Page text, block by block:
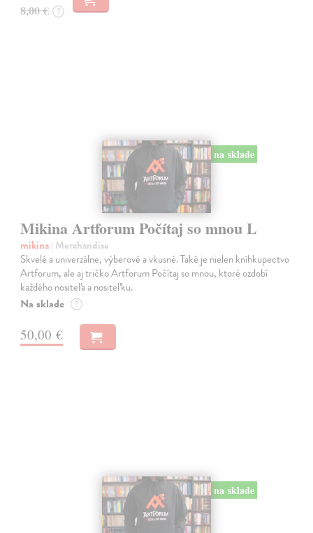
8,00 € ?
na sklade
Mikina Artforum Počítaj so mnou L
mikina| Merchandise
Skvelé a univerzálne, výberové a vkusné. Také je nielen kníhkupectvo
Artforum, ale aj tričko Artforum Počítaj so mnou, ktoré ozdobí
každého nositeľa a nositeľku.
Na sklade ?
50,00 €
na sklade